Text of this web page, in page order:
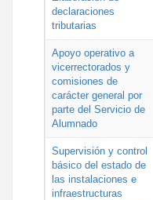
declaraciones
tributarias
Apoyo operativo a
vicerrectorados y
comisiones de
carácter general por
parte del Servicio de
Alumnado
Supervisión y control
básico del estado de
las instalaciones e
infraestructuras